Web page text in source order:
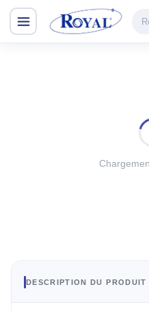
DESCRIPTION DU PRODUIT